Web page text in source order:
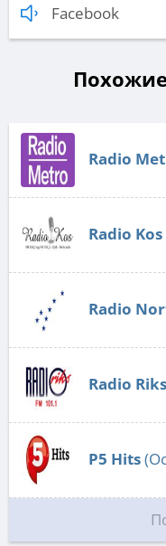
Facebook
Radio
Radio Kos
Radio
Radio
P5 Hits